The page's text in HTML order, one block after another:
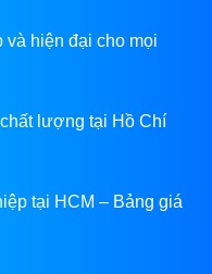
và hiện đại cho mọi
lượng tại Hồ Chí
tại HCM – Bảng giá